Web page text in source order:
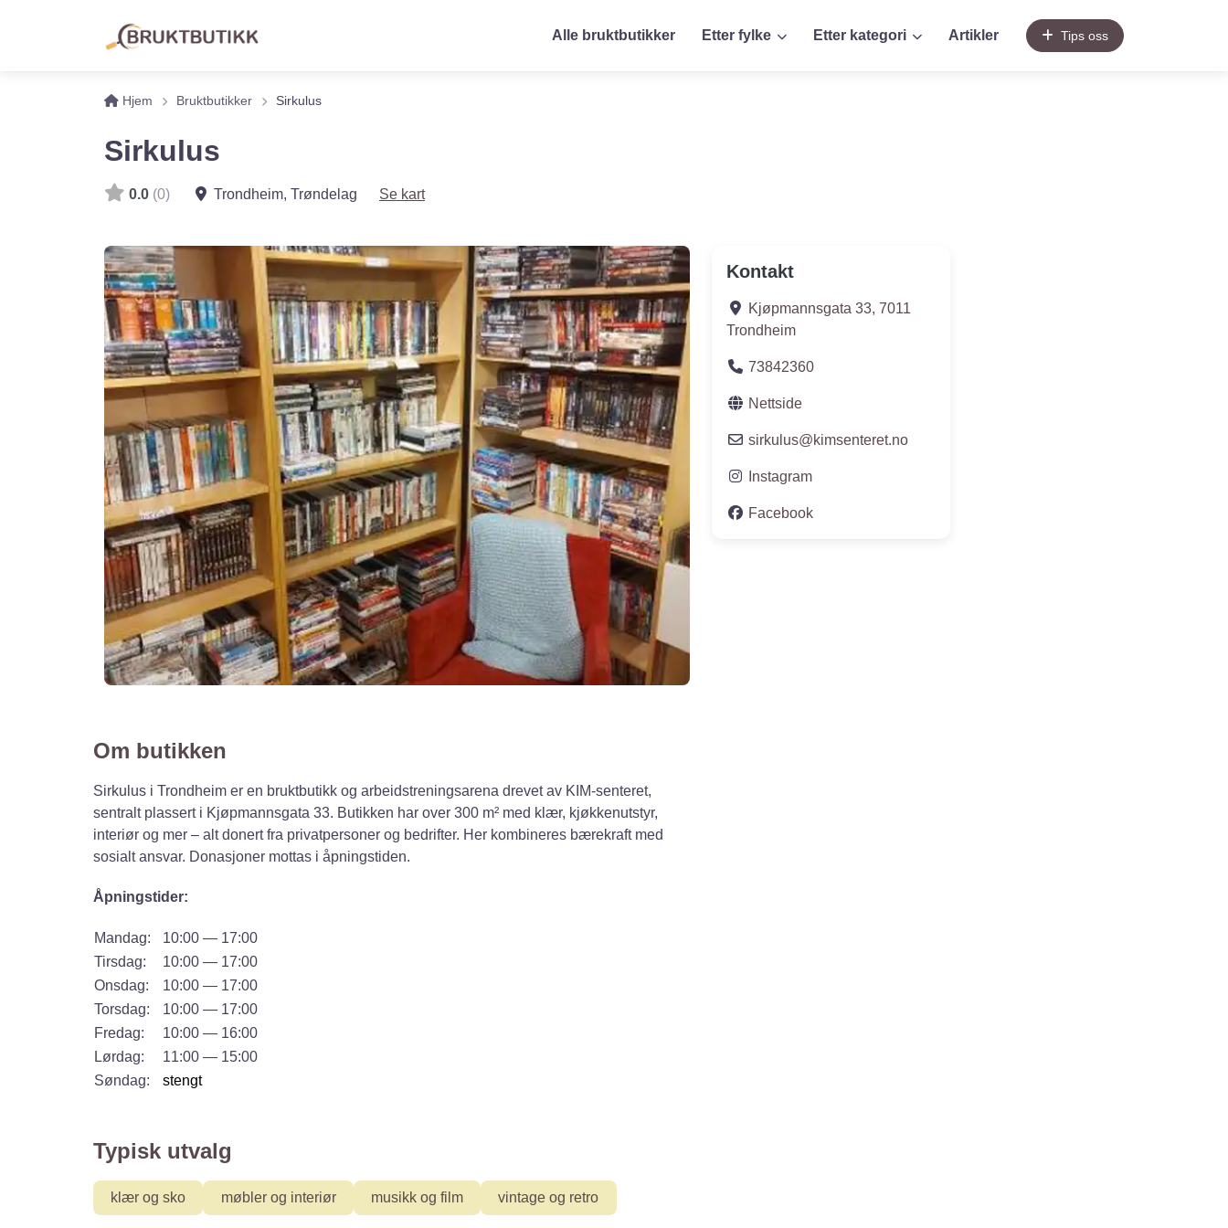
Alle bruktbutikker Etter fylke Etter kategori Artikler Tips oss
Hjem Bruktbutikker Sirkulus
Sirkulus
0.0 (0) Trondheim, Trøndelag Se kart
Kontakt
Kjøpmannsgata 33, 7011
Trondheim
73842360
Nettside
sirkulus@kimsenteret.no
Instagram
Facebook
Om butikken
Sirkulus i Trondheim er en bruktbutikk og arbeidstreningsarena drevet av KIM-senteret,
sentralt plassert i Kjøpmannsgata 33. Butikken har over 300 m² med klær, kjøkkenutstyr,
interiør og mer – alt donert fra privatpersoner og bedrifter. Her kombineres bærekraft med
sosialt ansvar. Donasjoner mottas i åpningstiden.
Åpningstider:
Mandag:
10:00 — 17:00
Tirsdag:
10:00 — 17:00
Onsdag:
10:00 — 17:00
Torsdag:
10:00 — 17:00
Fredag:
10:00 — 16:00
Lørdag:
11:00 — 15:00
Søndag:
stengt
Typisk utvalg
klær og sko møbler og interiør musikk og film vintage og retro